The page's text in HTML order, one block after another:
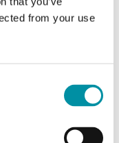
from your use